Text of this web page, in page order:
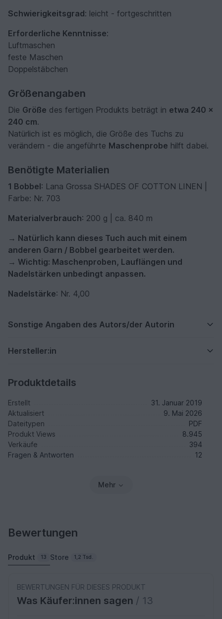
Schwierigkeitsgrad: leicht - fortgeschritten
Erforderliche Kenntnisse:
Luftmaschen
feste Maschen
Doppelstäbchen
Größenangaben
Die Größe des fertigen Produkts beträgt in etwa 240 x
240 cm.
Natürlich ist es möglich, die Größe des Tuchs zu
verändern - die angeführte Maschenprobe hilft dabei.
Benötigte Materialien
1 Bobbel: Lana Grossa SHADES OF COTTON LINEN |
Farbe: Nr. 703
Materialverbrauch: 200 g | ca. 840 m
→ Natürlich kann dieses Tuch auch mit einem
anderen Garn / Bobbel gearbeitet werden.
→ Wichtig: Maschenproben, Lauflängen und
Nadelstärken unbedingt anpassen.
Nadelstärke: Nr. 4,00
Sonstige Angaben des Autors/der Autorin
Hersteller:in
Produktdetails
Erstellt
31. Januar 2019
Aktualisiert
9. Mai 2026
Dateitypen
PDF
Produkt Views
8.945
Verkäufe
394
Fragen & Antworten
12
Mehr
Bewertungen
Produkt 13 Store 1,2 Tsd.
BEWERTUNGEN FÜR DIESES PRODUKT
Was Käufer:innen sagen / 13